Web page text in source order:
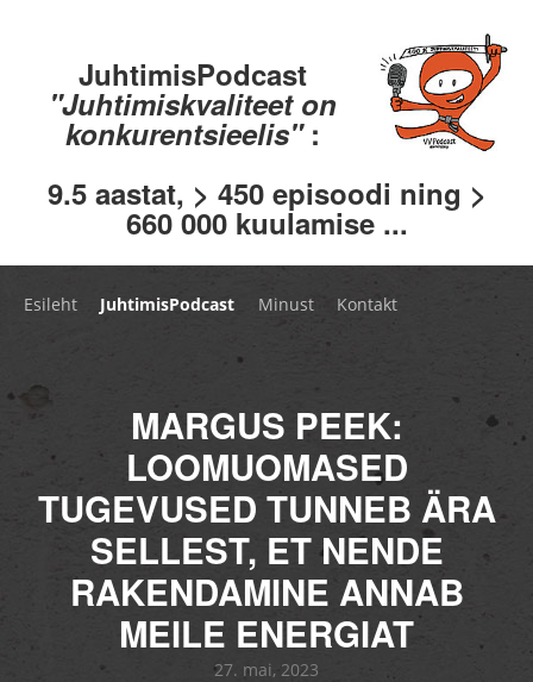
JuhtimisPodcast
"Juhtimiskvaliteet on
konkurentsieelis" :
9.5 aastat, > 450 episoodi ning >
660 000 kuulamise ...
Esileht JuhtimisPodcast Minust Kontakt
MARGUS PEEK:
LOOMUOMASED
TUGEVUSED TUNNEB ÄRA
SELLEST, ET NENDE
RAKENDAMINE ANNAB
MEILE ENERGIAT
27. mai, 2023